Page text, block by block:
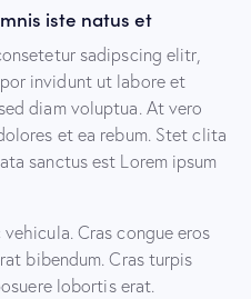
iste natus et
sadipscing elitr,
invidunt ut labore et
diam voluptua. At vero
et ea rebum. Stet clita
sanctus est Lorem ipsum
Cras congue eros
bibendum. Cras turpis
lobortis erat.